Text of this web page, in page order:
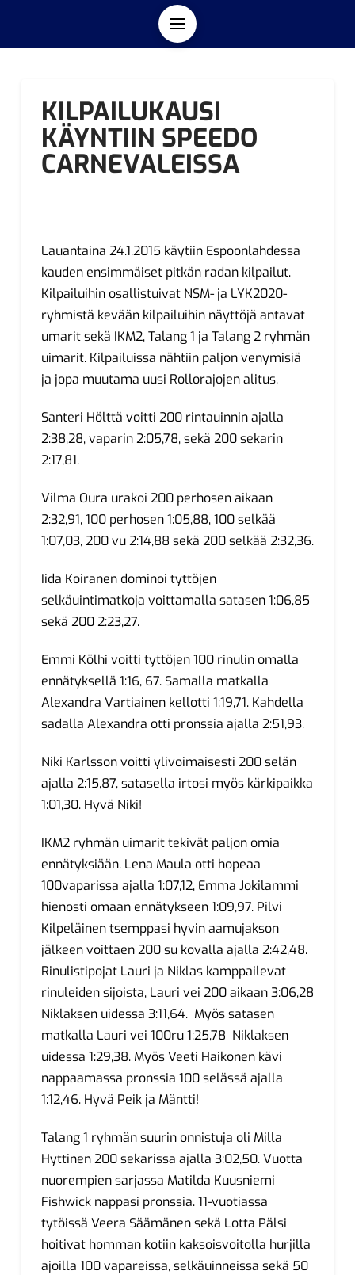
KILPAILUKAUSI
KÄYNTIIN SPEEDO
CARNEVALEISSA
Lauantaina 24.1.2015 käytiin Espoonlahdessa
kauden ensimmäiset pitkän radan kilpailut.
Kilpailuihin osallistuivat NSM- ja LYK2020-
ryhmistä kevään kilpailuihin näyttöjä antavat
umarit sekä IKM2, Talang 1 ja Talang 2 ryhmän
uimarit. Kilpailuissa nähtiin paljon venymisiä
ja jopa muutama uusi Rollorajojen alitus.
Santeri Hölttä voitti 200 rintauinnin ajalla
2:38,28, vaparin 2:05,78, sekä 200 sekarin
2:17,81.
Vilma Oura urakoi 200 perhosen aikaan
2:32,91, 100 perhosen 1:05,88, 100 selkää
1:07,03, 200 vu 2:14,88 sekä 200 selkää 2:32,36.
Iida Koiranen dominoi tyttöjen
selkäuintimatkoja voittamalla satasen 1:06,85
sekä 200 2:23,27.
Emmi Kölhi voitti tyttöjen 100 rinulin omalla
ennätyksellä 1:16, 67. Samalla matkalla
Alexandra Vartiainen kellotti 1:19,71. Kahdella
sadalla Alexandra otti pronssia ajalla 2:51,93.
Niki Karlsson voitti ylivoimaisesti 200 selän
ajalla 2:15,87, satasella irtosi myös kärkipaikka
1:01,30. Hyvä Niki!
IKM2 ryhmän uimarit tekivät paljon omia
ennätyksiään. Lena Maula otti hopeaa
100vaparissa ajalla 1:07,12, Emma Jokilammi
hienosti omaan ennätykseen 1:09,97. Pilvi
Kilpeläinen tsemppasi hyvin aamujakson
jälkeen voittaen 200 su kovalla ajalla 2:42,48.
Rinulistipojat Lauri ja Niklas kamppailevat
rinuleiden sijoista, Lauri vei 200 aikaan 3:06,28
Niklaksen uidessa 3:11,64. Myös satasen
matkalla Lauri vei 100ru 1:25,78 Niklaksen
uidessa 1:29,38. Myös Veeti Haikonen kävi
nappaamassa pronssia 100 selässä ajalla
1:12,46. Hyvä Peik ja Mäntti!
Talang 1 ryhmän suurin onnistuja oli Milla
Hyttinen 200 sekarissa ajalla 3:02,50. Vuotta
nuorempien sarjassa Matilda Kuusniemi
Fishwick nappasi pronssia. 11-vuotiassa
tytöissä Veera Säämänen sekä Lotta Pälsi
hoitivat homman kotiin kaksoisvoitolla hurjilla
ajoilla 100 vapareissa, selkäuinneissa sekä 50